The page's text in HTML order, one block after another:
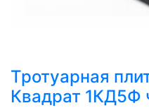
Тротуарная
Квадрат 1КД5Ф